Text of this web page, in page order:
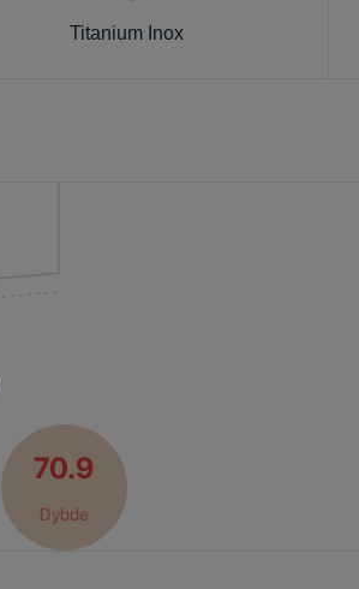
Titanium Inox
70.9
Dybde